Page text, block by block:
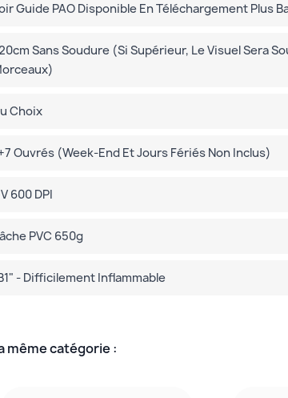
Guide PAO Disponible En Téléchargement Plus
Sans Soudure (si Supérieur, Le Visuel Sera
Choix
Ouvrés (week-End Et Jours Fériés Non Inclus)
600 DPI
PVC 650g
- Difficilement Inflammable
même catégorie :